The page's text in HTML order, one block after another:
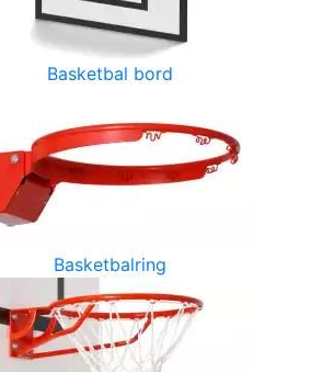
Basketbal bord
Basketbalring